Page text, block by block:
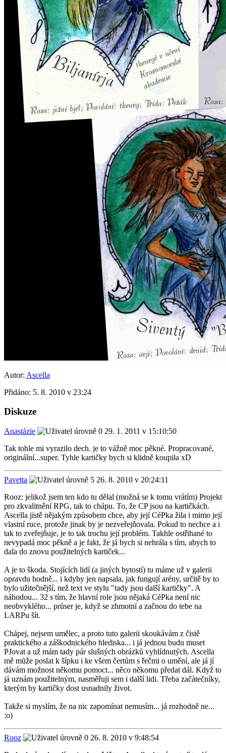
Autor: Ascella
Přidáno: 5. 8. 2010 v 23:24
Diskuze
Anastázie
29. 1. 2011 v 15:10:50
Tak tohle mi vyrazilo dech. je to vážně moc pěkné. Propracované,
originální...super. Tyhle kartičky bych si klidně koupila xD
Pavetta
26. 8. 2010 v 20:24:11
Rooz: jelikož jsem ten kdo tu dělal (možná se k tomu vrátím) Projekt
pro zkvalitnění RPG, tak to chápu. To, že CP jsou na kartičkách.
Ascella jistě nějakým způsobem chce, aby její CéPka žila i mimo její
vlastní ruce, protože jinak by je nezveřejňovala. Pokud to nechce a i
tak to zveřejňuje, je to tak trochu její problém. Takhle ostřihané to
nevypadá moc pěkně a je fakt, že já bych si nehrála s tím, abych to
dala do znovu použitelných kartiček...
A je to škoda. Stojících lidí (a jiných bytostí) tu máme už v galerii
opravdu hodně... i kdyby jen napsala, jak fungují arény, určitě by to
bylo užitečnější, než text ve stylu "tady jsou další kartičky". A
náhodou... 32 s tím, že hlavní role jsou nějaká CéPka není nic
neobvyklého... průser je, když se zhmotní a začnou do tebe na
LARPu šít.
Chápej, nejsem umělec, a proto tuto galerii skoukávám z čistě
praktického a záškodnického hlediska... i já jednou budu muset
PJovat a už mám tady pár slušných obrázků vyhlídnutých. Ascella
mě může poslat k šípku i ke všem čertům s řečmi o umění, ale já jí
dávám možnost někomu pomoct... něco někomu předat dál. Když to
já uznám použitelným, nasměřuji sem i další lidi. Třeba začátečníky,
kterým by kartičky dost usnadnily život.
Takže si myslím, že na nic zapomínat nemusím... já rozhodně ne...
:o)
Rooz
26. 8. 2010 v 9:48:54